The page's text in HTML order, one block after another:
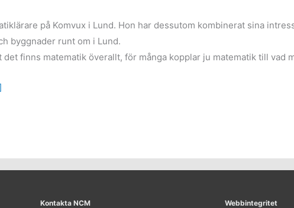
på Komvux i Lund. Hon har dessutom kombinerat sina
byggnader runt om i Lund.
finns matematik överallt, för många kopplar ju matematik till vad
Kontakta NCM
Webbintegritet